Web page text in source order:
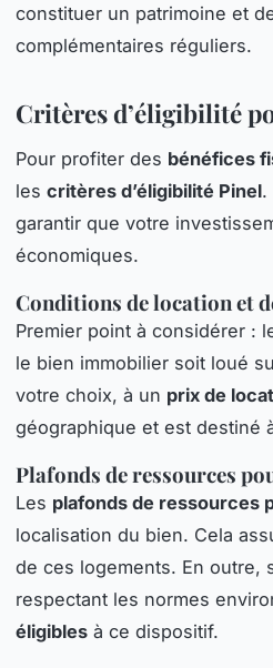
constituer un patrimoine et
complémentaires réguliers.
Critères d’éligibilité
Pour profiter des bénéfices
les critères d’éligibilité Pinel.
garantir que votre
économiques.
Conditions de location et
Premier point à considérer :
le bien immobilier soit loué
votre choix, à un prix de
géographique et est destiné
Plafonds de ressources
Les plafonds de ressources
localisation du bien. Cela
de ces logements. En outre,
respectant les normes
éligibles à ce dispositif.